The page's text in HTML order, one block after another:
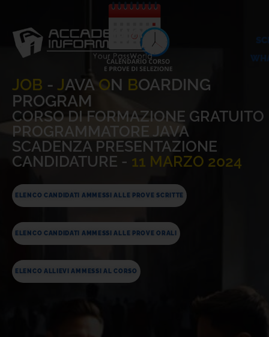
JOB - JAVA ON BOARDING
PROGRAM
CORSO DI FORMAZIONE GRATUITO
PROGRAMMATORE JAVA
SCADENZA PRESENTAZIONE
CANDIDATURE - 11 MARZO 2024
ELENCO CANDIDATI AMMESSI ALLE PROVE SCRITTE
ELENCO CANDIDATI AMMESSI ALLE PROVE ORALI
ELENCO ALLIEVI AMMESSI AL CORSO